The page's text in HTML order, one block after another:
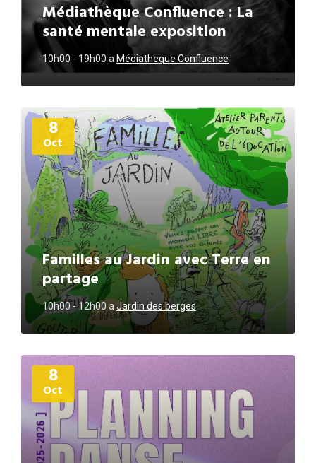
Médiathèque Confluence : La
santé mentale exposition
10h00 - 19h00 a Médiatheque Confluence
8
Oct
Familles au Jardin avec Terre en
partage
10h00 - 12h00 aJardin des berges
Plus
d'informations
8
Oct
Plus
d'informations